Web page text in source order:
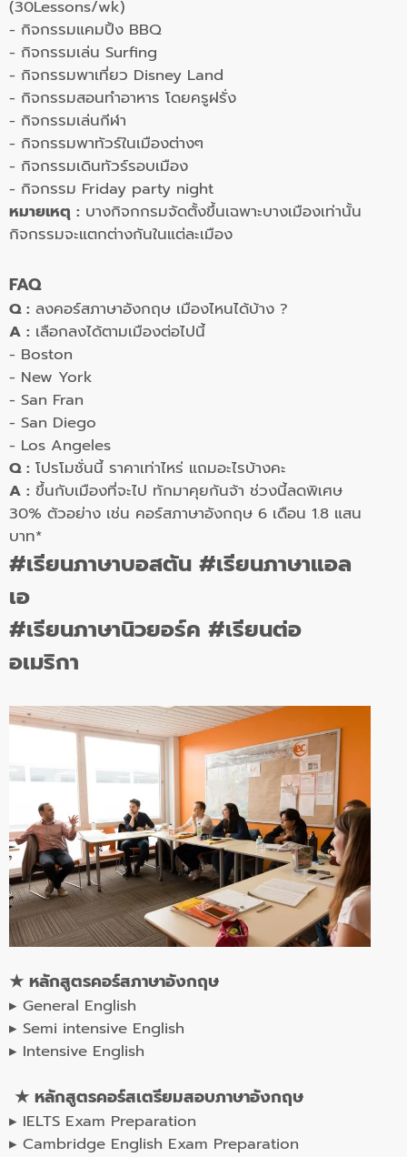
(30Lessons/wk)
- กิจกรรมแคมปิ้ง BBQ
- กิจกรรมเล่น Surfing
- กิจกรรมพาเที่ยว Disney Land
- กิจกรรมสอนทำอาหาร โดยครูฝรั่ง
- กิจกรรมเล่นกีฬา
- กิจกรรมพาทัวร์ในเมืองต่างๆ
- กิจกรรมเดินทัวร์รอบเมือง
- กิจกรรม Friday party night
หมายเหตุ : บางกิจกกรมจัดตั้งขึ้นเฉพาะบางเมืองเท่านั้น
กิจกรรมจะแตกต่างกันในแต่ละเมือง
FAQ
Q : ลงคอร์สภาษาอังกฤษ เมืองไหนได้บ้าง ?
A : เลือกลงได้ตามเมืองต่อไปนี้
- Boston
- New York
- San Fran
- San Diego
- Los Angeles
Q : โปรโมชั่นนี้ ราคาเท่าไหร่ แถมอะไรบ้างคะ
A : ขึ้นกับเมืองที่จะไป ทักมาคุยกันจ้า ช่วงนี้ลดพิเศษ
30% ตัวอย่าง เช่น คอร์สภาษาอังกฤษ 6 เดือน 1.8 แสน
บาท*
#เรียนภาษาบอสตัน #เรียนภาษาแอล
เอ
#เรียนภาษานิวยอร์ค #เรียนต่อ
อเมริกา
★ หลักสูตรคอร์สภาษาอังกฤษ
▸ General English
▸ Semi intensive English
▸ Intensive English
★ หลักสูตรคอร์สเตรียมสอบภาษาอังกฤษ
▸ IELTS Exam Preparation
▸ Cambridge English Exam Preparation